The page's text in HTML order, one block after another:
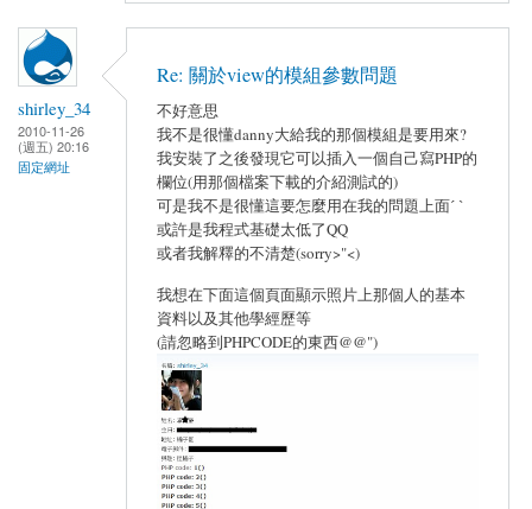
shirley_34
2010-11-26
(週五) 20:16
固定網址
Re: 關於view的模組參數問題
不好意思
我不是很懂danny大給我的那個模組是要用來?
我安裝了之後發現它可以插入一個自己寫PHP的
欄位(用那個檔案下載的介紹測試的)
可是我不是很懂這要怎麼用在我的問題上面ˊ ˋ
或許是我程式基礎太低了QQ
或者我解釋的不清楚(sorry>"<)
我想在下面這個頁面顯示照片上那個人的基本
資料以及其他學經歷等
(請忽略到PHPCODE的東西@@")